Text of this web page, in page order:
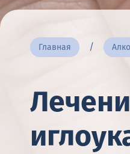
Адрес call-центра
Томилино, ул.
Главная